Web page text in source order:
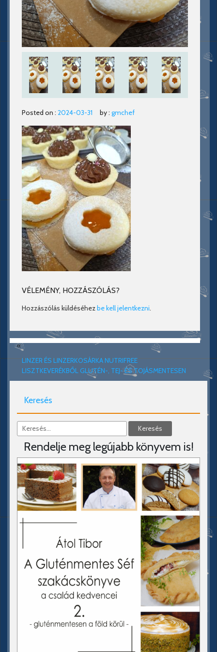
Posted on : 2024-03-31 by : gmchef
VÉLEMÉNY, HOZZÁSZÓLÁS?
Hozzászólás küldéséhez be kell jelentkezni.
«
LINZER ÉS LINZERKOSÁRKA NUTRIFREE
LISZTKEVERÉKBŐL GLUTÉN-, TEJ- ÉS TOJÁSMENTESEN
Keresés
Rendelje meg legújabb könyvem is!